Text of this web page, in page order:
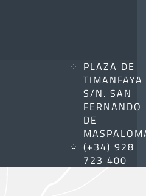
PLAZA DE
TIMANFAYA
S/N. SAN
FERNANDO
DE
(+34) 928
723 400